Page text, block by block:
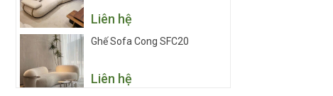
Liên hệ
Ghế Sofa Cong SFC20
Liên hệ